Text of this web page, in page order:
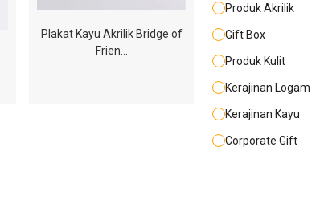
Plakat Kayu Akrilik Bridge of
Frien…
Produk Akrilik
Gift Box
Produk Kulit
Kerajinan Logam
Kerajinan Kayu
Corporate Gift